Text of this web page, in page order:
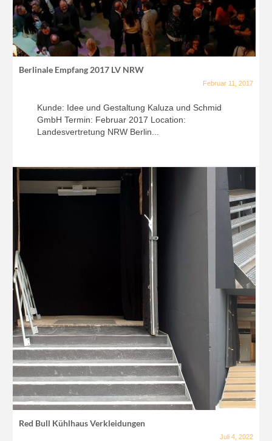
Berlinale Empfang 2017 LV NRW
Februar 11, 2017
Kunde: Idee und Gestaltung Kaluza und Schmid
GmbH Termin: Februar 2017 Location:
Landesvertretung NRW Berlin...
Red Bull Kühlhaus Verkleidungen
Juli 4, 2022